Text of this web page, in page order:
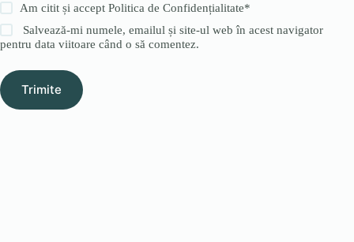
Am citit și acceptPolitica de Confidențialitate*
Salvează-mi numele, emailul și site-ul web în acest navigator
pentru data viitoare când o să comentez.
Trimite